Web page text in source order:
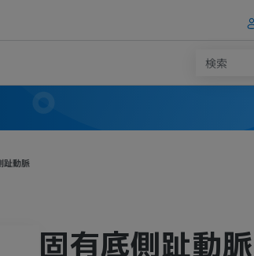
趾動脈
固有底側趾動脈